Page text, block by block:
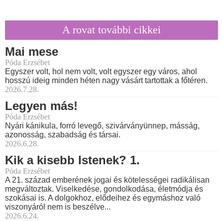
A rovat további cikkei
Mai mese
Póda Erzsébet
Egyszer volt, hol nem volt, volt egyszer egy város, ahol
hosszú ideig minden héten nagy vásárt tartottak a főtéren.
2026.7.28.
Legyen más!
Póda Erzsébet
Nyári kánikula, forró levegő, szivárványünnep, másság,
azonosság, szabadság és társai.
2026.6.28.
Kik a kisebb Istenek? 1.
Póda Erzsébet
A 21. század emberének jogai és kötelességei radikálisan
megváltoztak. Viselkedése, gondolkodása, életmódja és
szokásai is. A dolgokhoz, elődeihez és egymáshoz való
viszonyáról nem is beszélve...
2026.6.24.